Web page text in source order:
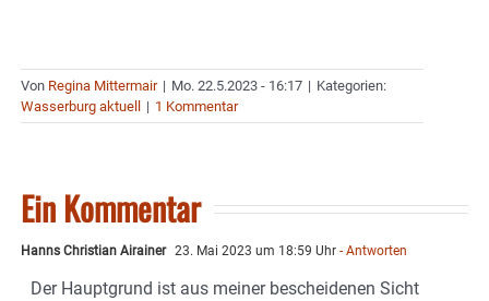
Von Regina Mittermair | Mo. 22.5.2023 - 16:17 | Kategorien:
Wasserburg aktuell
| 1 Kommentar
Ein Kommentar
Hanns Christian Airainer 23. Mai 2023 um 18:59 Uhr - Antworten
Der Hauptgrund ist aus meiner bescheidenen Sicht